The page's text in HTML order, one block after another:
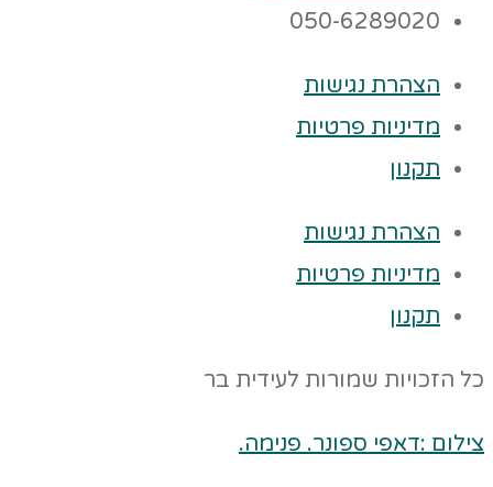
050-6289020
הצהרת נגישות
מדיניות פרטיות
תקנון
הצהרת נגישות
מדיניות פרטיות
תקנון
כל הזכויות שמורות לעידית בר
צילום :דאפי ספונר. פנימה.